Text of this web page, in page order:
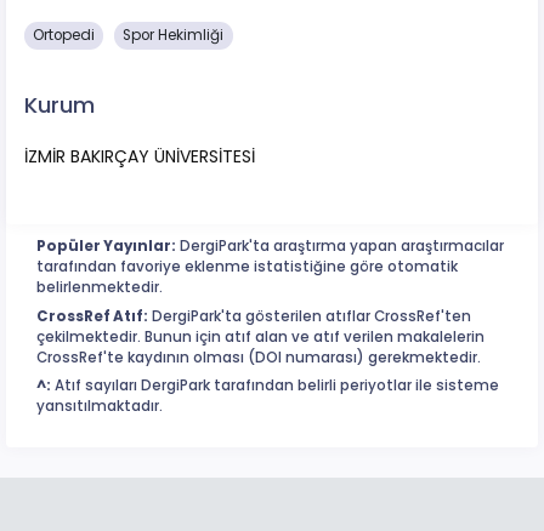
Ortopedi Spor Hekimliği
Kurum
İZMİR BAKIRÇAY ÜNİVERSİTESİ
Popüler Yayınlar: DergiPark'ta araştırma yapan araştırmacılar
tarafından favoriye eklenme istatistiğine göre otomatik
belirlenmektedir.
CrossRef Atıf: DergiPark'ta gösterilen atıflar CrossRef'ten
çekilmektedir. Bunun için atıf alan ve atıf verilen makalelerin
CrossRef'te kaydının olması (DOI numarası) gerekmektedir.
^: Atıf sayıları DergiPark tarafından belirli periyotlar ile sisteme
yansıtılmaktadır.